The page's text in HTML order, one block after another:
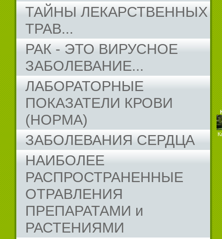
ТАЙНЫ ЛЕКАРСТВЕННЫХ
ТРАВ...
РАК - ЭТО ВИРУСНОЕ
ЗАБОЛЕВАНИЕ...
ЛАБОРАТОРНЫЕ
ПОКАЗАТЕЛИ КРОВИ
(НОРМА)
ЗАБОЛЕВАНИЯ СЕРДЦА
НАИБОЛЕЕ
РАСПРОСТРАНЕННЫЕ
ОТРАВЛЕНИЯ
ПРЕПАРАТАМИ и
РАСТЕНИЯМИ